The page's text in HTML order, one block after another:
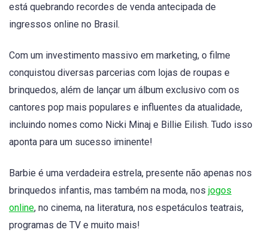
está quebrando recordes de venda antecipada de
ingressos online no Brasil.
Com um investimento massivo em marketing, o filme
conquistou diversas parcerias com lojas de roupas e
brinquedos, além de lançar um álbum exclusivo com os
cantores pop mais populares e influentes da atualidade,
incluindo nomes como Nicki Minaj e Billie Eilish. Tudo isso
aponta para um sucesso iminente!
Barbie é uma verdadeira estrela, presente não apenas nos
brinquedos infantis, mas também na moda, nos jogos
online, no cinema, na literatura, nos espetáculos teatrais,
programas de TV e muito mais!